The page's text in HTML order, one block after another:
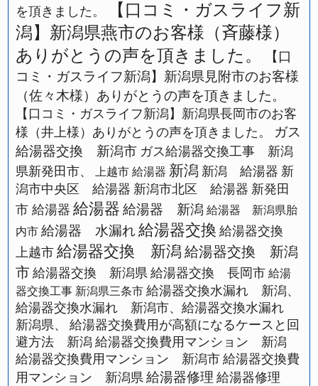
を頂きました。
【口コミ・ガスライフ新
潟】新潟県燕市のお客様（斉藤様）
ありがとうの声を頂きました。
【口
コミ・ガスライフ新潟】新潟県見附市のお客様
（佐々木様）ありがとうの声を頂きました。
【口コミ・ガスライフ新潟】新潟県長岡市のお客
様（井上様）ありがとうの声を頂きました。
ガス
給湯器交換 新潟市 ガス給湯器交換工事 新潟
県新発田市、
上越市 給湯器 新潟 新潟 給湯器 新
潟市中央区 給湯器 新潟市北区 給湯器 新発田
市 給湯器 給湯器 給湯器 新潟 給湯器 新潟県胎
内市 給湯器 水漏れ 給湯器交換 給湯器交換
上越市 給湯器交換 新潟 給湯器交換 新潟
市 給湯器交換 新潟県 給湯器交換 長岡市 給湯
器交換工事 新潟県三条市 給湯器交換水漏れ 新潟、
給湯器交換水漏れ 新潟市、給湯器交換水漏れ
新潟県、
給湯器交換費用が高額になるケースと回
避方法 新潟 給湯器交換費用マンション 新潟
給湯器交換費用マンション 新潟市 給湯器交換費
用マンション 新潟県 給湯器修理 給湯器修理